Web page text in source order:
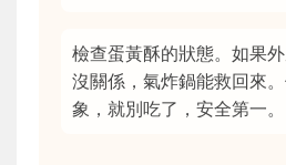
檢查蛋黃酥的狀態。如果
沒關係，氣炸鍋能救回來
象，就別吃了，安全第一。